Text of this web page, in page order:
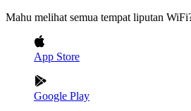
Mahu melihat semua tempat liputan
App Store
Google Play